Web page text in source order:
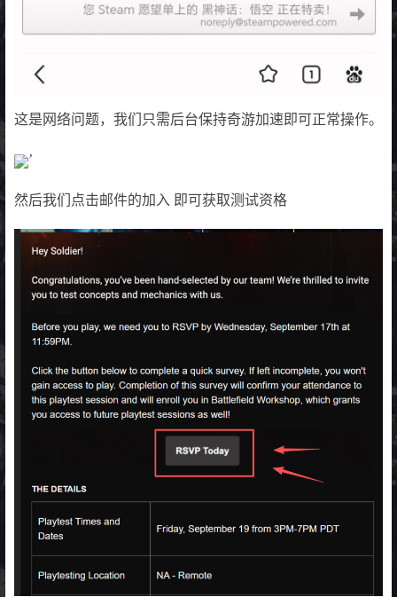
这是网络问题，我们只需后台保持奇游加速即可正常操作。
’
然后我们点击邮件的加入 即可获取测试资格